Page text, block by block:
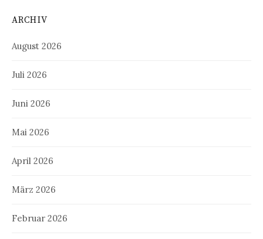
ARCHIV
August 2026
Juli 2026
Juni 2026
Mai 2026
April 2026
März 2026
Februar 2026